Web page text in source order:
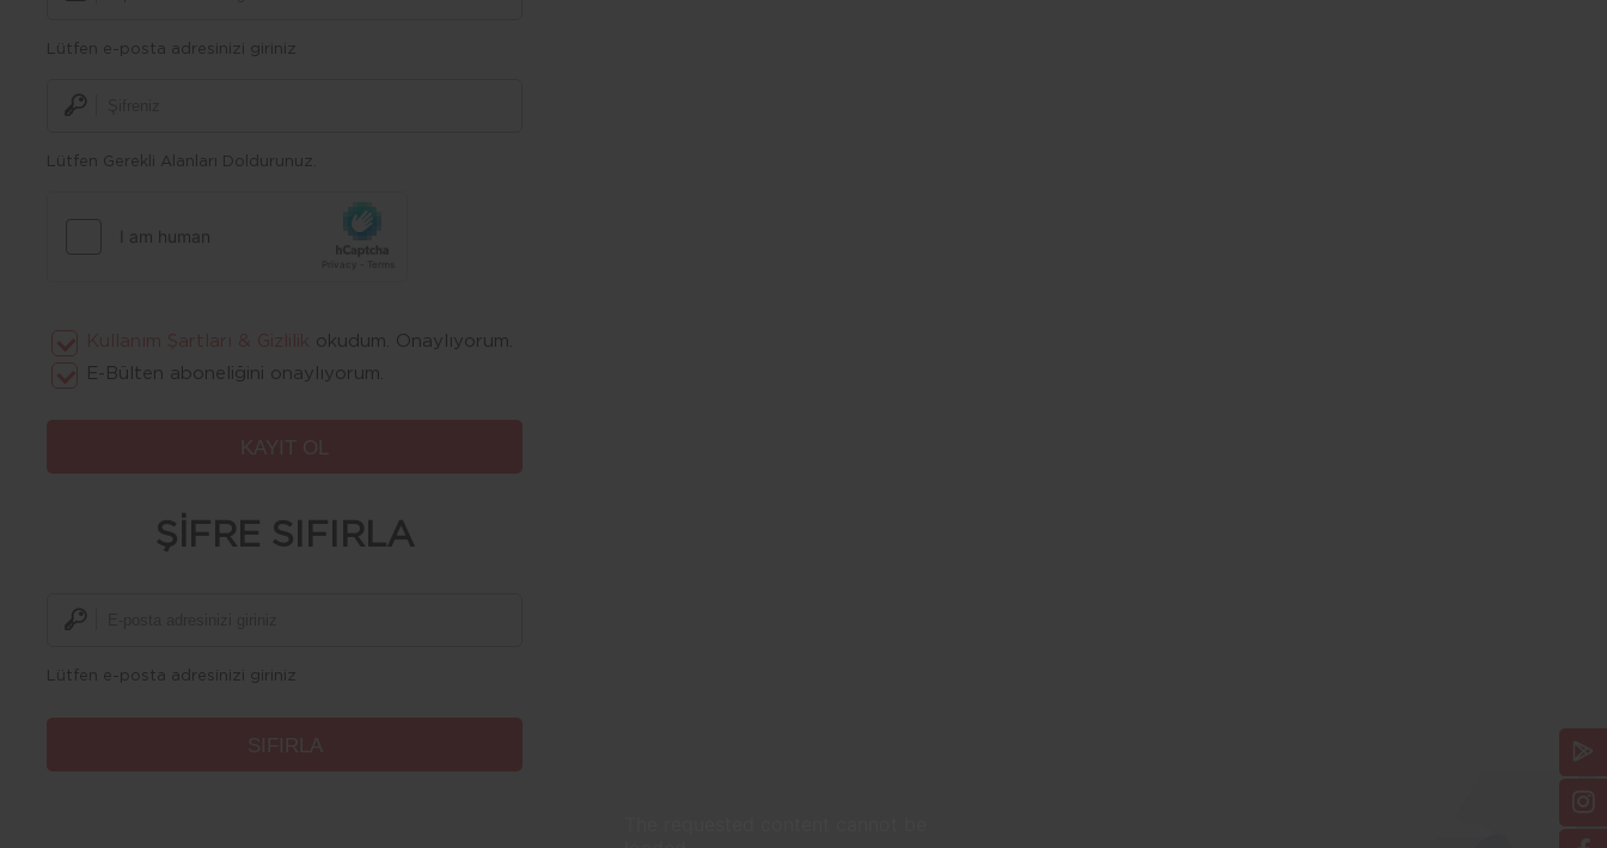
Lütfen e-posta adresinizi giriniz
Lütfen Gerekli Alanları Doldurunuz.
okudum. Onaylıyorum.
E-Bülten aboneliğini onaylıyorum.
ŞİFRE SIFIRLA
Lütfen e-posta adresinizi giriniz